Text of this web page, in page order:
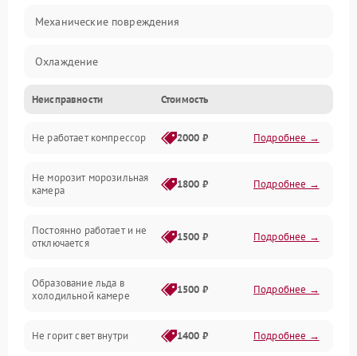
Механические повреждения
Охлаждение
Механика
Электропитание
Дренаж
Неисправности Стоимость
Не работает компрессор 2000 ₽ Подробнее →
Не морозит морозильная
камера
1800 ₽ Подробнее →
Постоянно работает и не
отключается
1500 ₽ Подробнее →
Образование льда в
холодильной камере
1500 ₽ Подробнее →
Не горит свет внутри 1400 ₽ Подробнее →